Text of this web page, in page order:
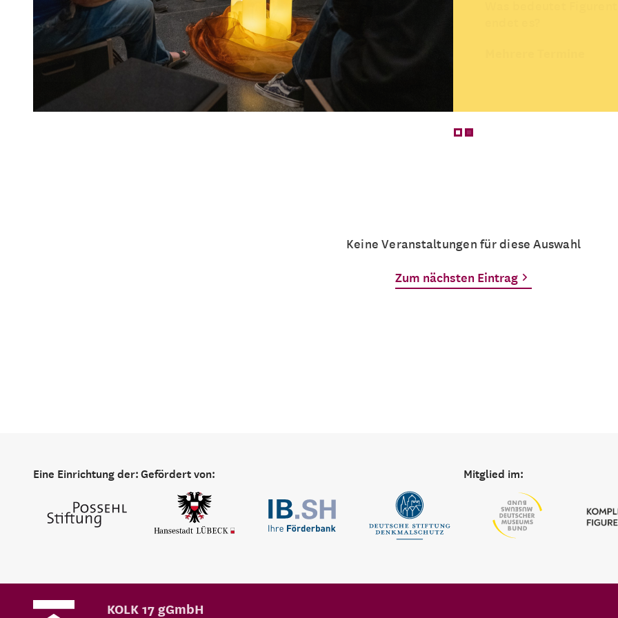
Keine Veranstaltungen für diese Auswahl
Zum nächsten Eintrag
Eine Einrichtung der:Gefördert von: Mitglied im:
KOLK 17 gGmbH